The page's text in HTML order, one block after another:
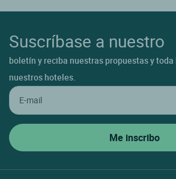
Suscríbase a nuestro
boletín y reciba nuestras propuestas y
nuestros hoteles.